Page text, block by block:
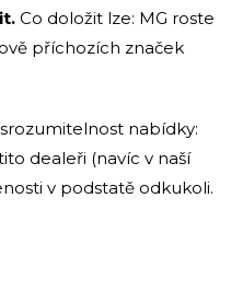
Co doložit lze: MG roste
příchozích značek
nabídky:
dealeři (navíc v naší
v podstatě odkukoli.